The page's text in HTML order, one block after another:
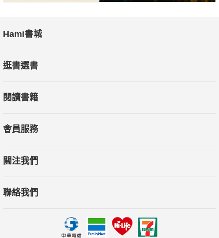
Hami書城
逛書選書
閱讀書籍
會員服務
關注我們
聯絡我們